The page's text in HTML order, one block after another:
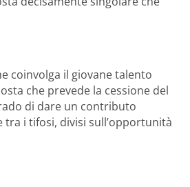
coinvolga il giovane talento
che prevede la cessione del
di dare un contributo
i tifosi, divisi sull’opportunità